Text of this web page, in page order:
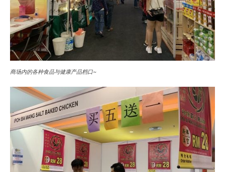
商场内的各种食品与健康产品档口~